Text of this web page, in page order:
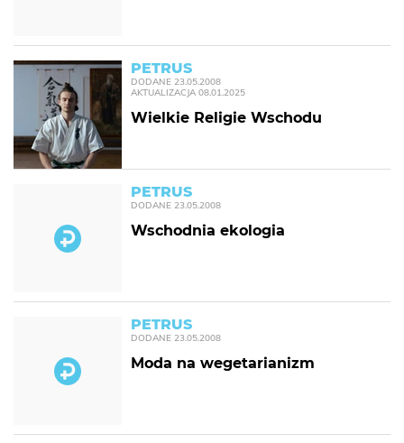
PETRUS
DODANE 23.05.2008
AKTUALIZACJA 08.01.2025
Wielkie Religie Wschodu
PETRUS
DODANE 23.05.2008
Wschodnia ekologia
PETRUS
DODANE 23.05.2008
Moda na wegetarianizm